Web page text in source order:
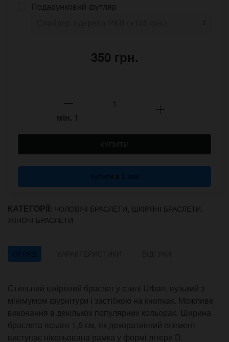
Подарунковий футляр
350 грн.
мін. 1
КУПИТИ
Купити в 1 клік
КАТЕГОРІЇ: ЧОЛОВІЧІ БРАСЛЕТИ, ШКІРЯНІ БРАСЛЕТИ,
ЖІНОЧІ БРАСЛЕТИ
ОГЛЯД
Стильний шкіряний браслет у стилі Urban, вузький з
мінімумом фурнітури і застібкою на кнопках. Можливе
виконання в декількох популярних кольорах. Ширина
браслета всього 1,5 см, як декоративний елемент
виступає нікельована рамка у формі літери D.